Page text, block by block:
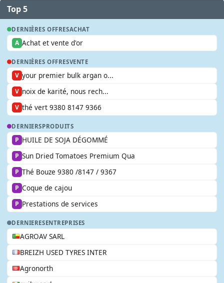
Top 5
DERNIÈRES OFFRESACHAT
A Achat et vente d'or
DERNIÈRES OFFRESVENTE
V your premier bulk argan o...
V noix de karité, nous rech...
V thé vert 9380 8147 9366
DERNIERSPRODUITS
P HUILE DE SOJA DÉGOMMÉ
P Sun Dried Tomatoes Premium Qua
P Thé Bouze 9380 /8147 / 9367
P Coque de cajou
P Prestations de services
DERNIERESENTREPRISES
AGROAV SARL
BREIZH USED TYRES INTER
Agronorth